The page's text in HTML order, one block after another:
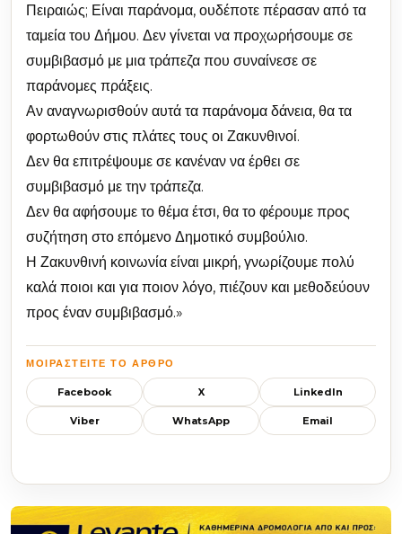
Πειραιώς; Είναι παράνομα, ουδέποτε πέρασαν από τα
ταμεία του Δήμου. Δεν γίνεται να προχωρήσουμε σε
συμβιβασμό με μια τράπεζα που συναίνεσε σε
παράνομες πράξεις.
Αν αναγνωρισθούν αυτά τα παράνομα δάνεια, θα τα
φορτωθούν στις πλάτες τους οι Ζακυνθινοί.
Δεν θα επιτρέψουμε σε κανέναν να έρθει σε
συμβιβασμό με την τράπεζα.
Δεν θα αφήσουμε το θέμα έτσι, θα το φέρουμε προς
συζήτηση στο επόμενο Δημοτικό συμβούλιο.
Η Ζακυνθινή κοινωνία είναι μικρή, γνωρίζουμε πολύ
καλά ποιοι και για ποιον λόγο, πιέζουν και μεθοδεύουν
προς έναν συμβιβασμό.»
ΜΟΙΡΑΣΤΕΊΤΕ ΤΟ ΆΡΘΡΟ
Facebook X LinkedIn
Viber WhatsApp Email